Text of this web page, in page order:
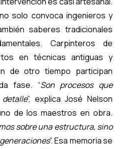
solo convoca ingenieros y
saberes tradicionales
Carpinteros de
en técnicas antiguas y
de otro tiempo participan
fase. “Son procesos que
”, explica José Nelson
de los maestros en obra.
sobre una estructura, sino
”. Esa memoria se